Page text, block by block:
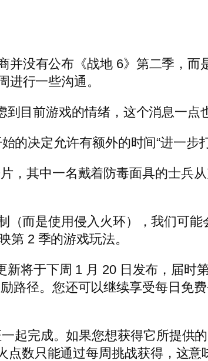
并没有公布《战地 6》第二季，而
行一些沟通。
到目前游戏的情绪，这个消息一点
决定允许有额外的时间“进一步
，其中一名戴着防毒面具的士兵
而是使用侵入火环），我们可
第 2 季的游戏玩法。
将于下周 1 月 20 日发布，届时
路径。您还可以继续享受每日免
起完成。如果您想获得它所提供
数只能通过每周挑战获得，这意